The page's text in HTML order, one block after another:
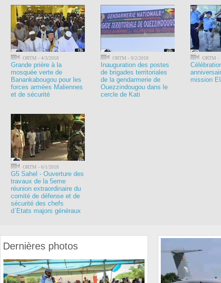
ORTM - 4/3/2018
Grande prière à la
mosquée verte de
Banankabougou pour les
forces armées Maliennes
et de sécurité
ORTM - 9/2/2018
Inauguration des postes
de brigades territoriales
de la gendarmerie de
Ouezzindougou dans le
cercle de Kati
ORTM -
mission
ORTM - 6/1/2018
G5 Sahel - Ouverture des
travaux de la 5eme
réunion extraordinaire du
comité de défense et de
sécurité des chefs
d`Etats majors généraux
Dernières photos